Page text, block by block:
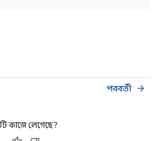
পরবর্তী arrow_forward
কাজে লেগেছে?